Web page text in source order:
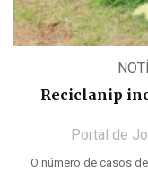
Reciclanip
Portal de
O número de casos